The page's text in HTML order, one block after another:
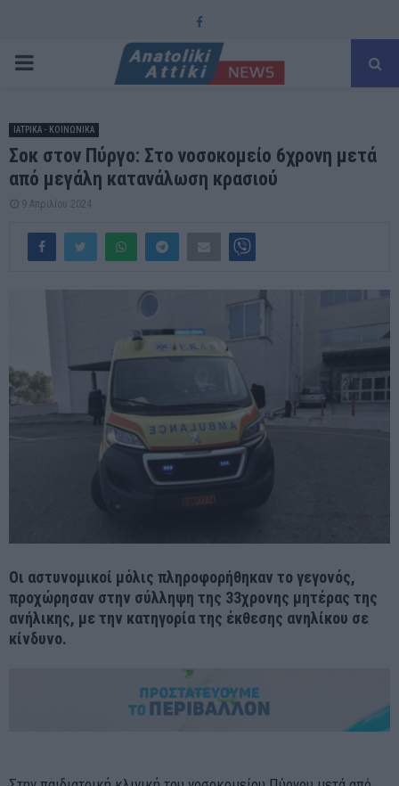
Facebook
PRIMARY
ΙΑΤΡΙΚΑ - ΚΟΙΝΩΝΙΚΑ
Σοκ στον Πύργο: Στο νοσοκομείο 6χρονη μετά
από μεγάλη κατανάλωση κρασιού
9 Απριλίου 2024
Οι αστυνομικοί μόλις πληροφορήθηκαν το γεγονός,
προχώρησαν στην σύλληψη της 33χρονης μητέρας της
ανήλικης, με την κατηγορία της έκθεσης ανηλίκου σε
κίνδυνο.